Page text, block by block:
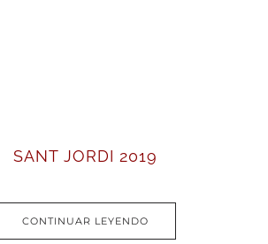
SANT JORDI 2019
CONTINUAR LEYENDO